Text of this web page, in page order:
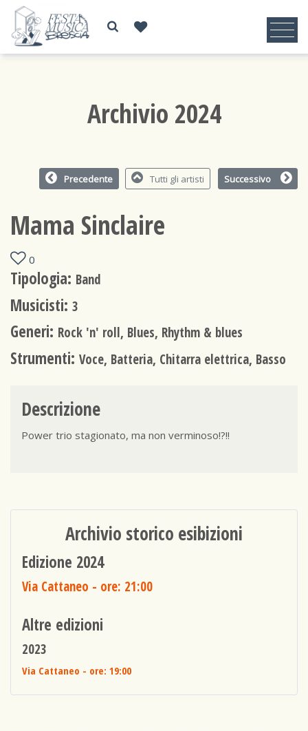
Archivio 2024
Precedente Tutti gli artisti Successivo
Mama Sinclaire
0
Tipologia: Band
Musicisti: 3
Generi: Rock 'n' roll, Blues, Rhythm & blues
Strumenti: Voce, Batteria, Chitarra elettrica, Basso
Descrizione
Power trio stagionato, ma non verminoso!?!!
Archivio storico esibizioni
Edizione 2024
Via Cattaneo - ore: 21:00
Altre edizioni
2023
Via Cattaneo - ore: 19:00